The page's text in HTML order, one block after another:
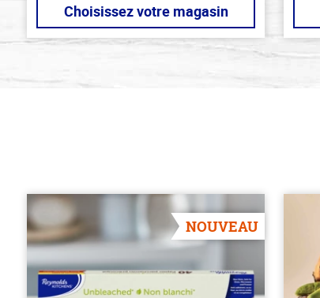
Choisissez votre magasin
NOUVEAU